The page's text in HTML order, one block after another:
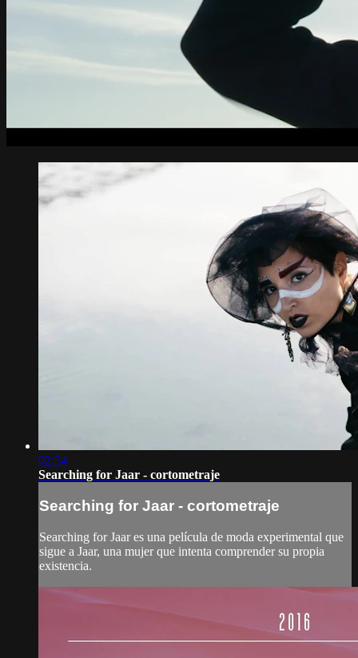
02:54
Searching for Jaar - cortometraje
Searching for Jaar - cortometraje
Searching for Jaar es una película de moda experimental que
sigue a Jaar, una mujer que intenta comprender su propia
existencia.